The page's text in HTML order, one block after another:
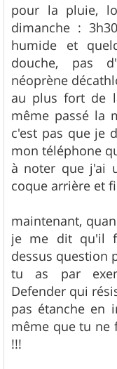
pour la pluie,
dimanche :
humide et
douche, pas
néoprène
au plus fort de
même passé la
c'est pas que je
mon téléphone
à noter que j'ai
coque arrière et
maintenant,
je me dit qu'il
dessus question
tu as par
Defender qui
pas étanche en
même que tu ne
!!!